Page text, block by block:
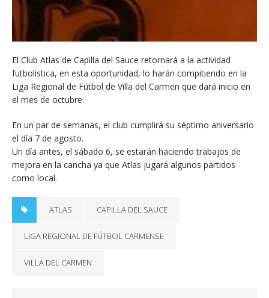
El Club Atlas de Capilla del Sauce retornará a la actividad
futbolística, en esta oportunidad, lo harán compitiendo en la
Liga Regional de Fútbol de Villa del Carmen que dará inicio en
el mes de octubre.
En un par de semanas, el club cumplirá su séptimo aniversario
el día 7 de agosto.
Un día antes, el sábado 6, se estarán haciendo trabajos de
mejora en la cancha ya que Atlas jugará algunos partidos
como local.
ATLAS CAPILLA DEL SAUCE
LIGA REGIONAL DE FÚTBOL CARMENSE
VILLA DEL CARMEN